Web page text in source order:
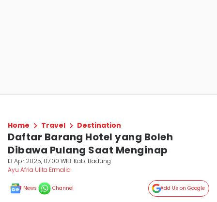
Home Travel Destination
Daftar Barang Hotel yang Boleh
Dibawa Pulang Saat Menginap
13 Apr 2025, 07:00 WIB Kab. Badung
Ayu Afria Ulita Ermalia
News Channel Add Us on Google